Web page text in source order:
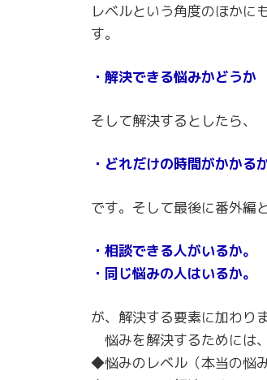
レベルという角度のほかに
す。
・解決できる悩みかどうか
そして解決するとしたら、
・どれだけの時間がかかる
です。そして最後に番外編
・相談できる人がいるか。
・同じ悩みの人はいるか。
が、解決する要素に加わりま
悩みを解決するためには、
◆悩みのレベル（本当の